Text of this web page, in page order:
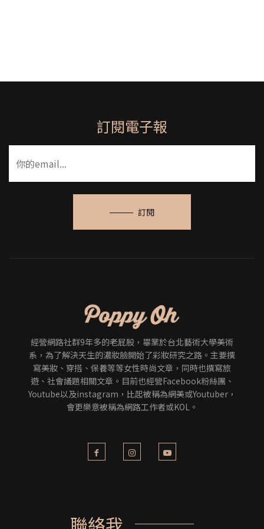
訂閱電子報
訂閱
經營網路社群9年多的老屁股，畢業於台北藝術大學美術
系，為了解決天生的濃妝臉開始了彩妝研究之路。主要撰
寫美妝、穿搭、保養等等女性時尚文章，同時也撰寫旅
遊、社會議題相關文章。目前也經營Facebook粉絲團、
Youtube以及instagram，比起被稱為網美或Youtuber，
會更樂意被稱為網路工作者或KOL。